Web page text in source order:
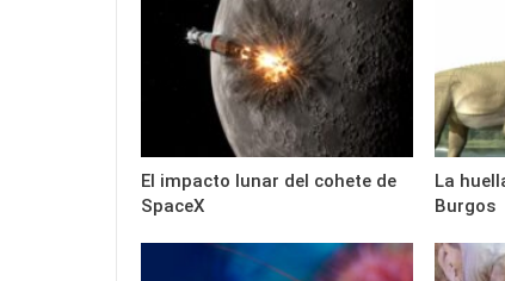
El impacto lunar del cohete de
SpaceX
La
Burgos